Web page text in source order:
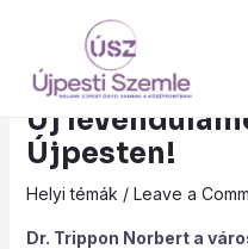
content
Új
Újpesten!
Helyi témák / Leave a
Dr. Trippon Norbert a
navigation